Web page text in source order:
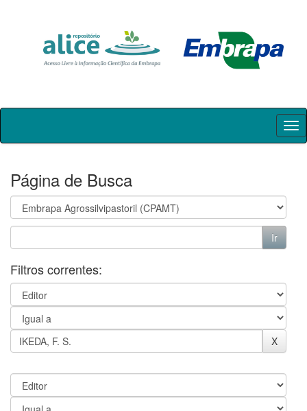
Skip
Página de Busca
Filtros correntes: